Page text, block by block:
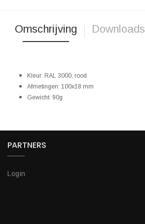
Omschrijving Downloads
Kleur: RAL 3000, rood
Afmetingen: 100x18 mm
Gewicht: 90g
PARTNERS
Login